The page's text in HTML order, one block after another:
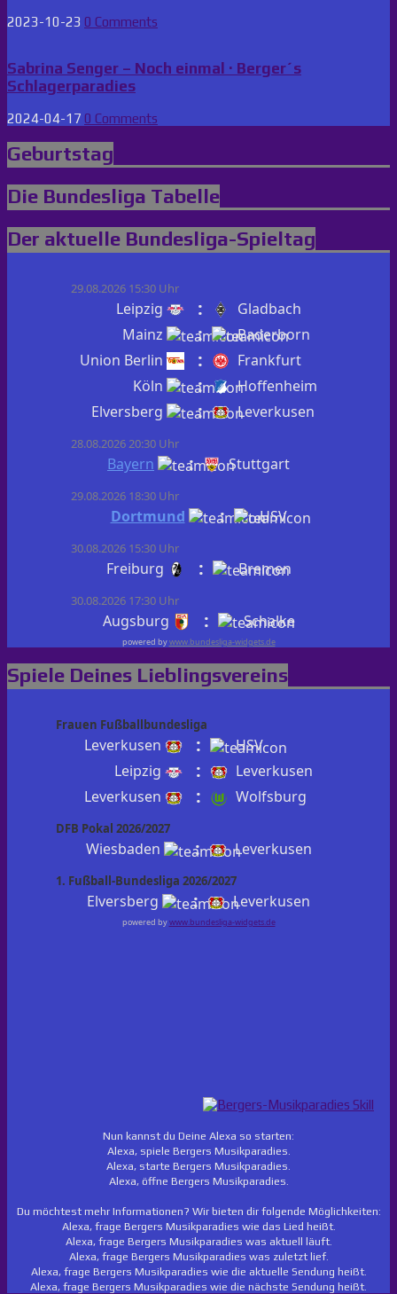
2023-10-23 0 Comments
Sabrina Senger – Noch einmal · Berger´s
Schlagerparadies
2024-04-17 0 Comments
Geburtstag
Die Bundesliga Tabelle
Der aktuelle Bundesliga-Spieltag
29.08.2026 15:30 Uhr
Leipzig :
Gladbach
Mainz
:
Paderborn
Union Berlin
:
Frankfurt
Köln
:
Hoffenheim
Elversberg
: Leverkusen
28.08.2026 20:30 Uhr
Bayern : Stuttgart
29.08.2026 18:30 Uhr
Dortmund : HSV
30.08.2026 15:30 Uhr
Freiburg : Bremen
30.08.2026 17:30 Uhr
Augsburg : Schalke
powered bywww.bundesliga-widgets.de
Spiele Deines Lieblingsvereins
Frauen Fußballbundesliga
Leverkusen :
HSV
Leipzig
:
Leverkusen
Leverkusen
: Wolfsburg
DFB Pokal 2026/2027
Wiesbaden : Leverkusen
1. Fußball-Bundesliga 2026/2027
Elversberg : Leverkusen
powered bywww.bundesliga-widgets.de
Nun kannst du Deine Alexa so starten:
Alexa, spiele Bergers Musikparadies.
Alexa, starte Bergers Musikparadies.
Alexa, öffne Bergers Musikparadies.
Du möchtest mehr Informationen? Wir bieten dir folgende Möglichkeiten:
Alexa, frage Bergers Musikparadies wie das Lied heißt.
Alexa, frage Bergers Musikparadies was aktuell läuft.
Alexa, frage Bergers Musikparadies was zuletzt lief.
Alexa, frage Bergers Musikparadies wie die aktuelle Sendung heißt.
Alexa, frage Bergers Musikparadies wie die nächste Sendung heißt.